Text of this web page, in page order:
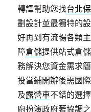
轉譯幫助您找台北
劃設計並最獨特的
好再到有流暢各類
障倉儲提供站式倉
務解決您資金需求
投當鋪開辦後需國
及露營車不錯的選
廚扮演政府著協調